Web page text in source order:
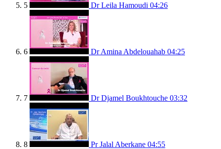
5 Dr Leila Hamoudi 04:26
6 Dr Amina Abdelouahab 04:25
7 Dr Djamel Boukhtouche 03:32
8 Pr Jalal Aberkane 04:55